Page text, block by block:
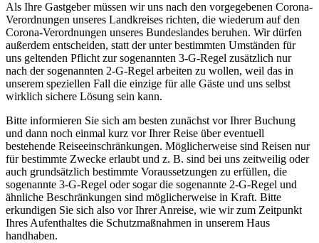
Als Ihre Gastgeber müssen wir uns nach den vorgegebenen Corona-
Verordnungen unseres Landkreises richten, die wiederum auf den
Corona-Verordnungen unseres Bundeslandes beruhen. Wir dürfen
außerdem entscheiden, statt der unter bestimmten Umständen für
uns geltenden Pflicht zur sogenannten 3-G-Regel zusätzlich nur
nach der sogenannten 2-G-Regel arbeiten zu wollen, weil das in
unserem speziellen Fall die einzige für alle Gäste und uns selbst
wirklich sichere Lösung sein kann.
Bitte informieren Sie sich am besten zunächst vor Ihrer Buchung
und dann noch einmal kurz vor Ihrer Reise über eventuell
bestehende Reiseeinschränkungen. Möglicherweise sind Reisen nur
für bestimmte Zwecke erlaubt und z. B. sind bei uns zeitweilig oder
auch grundsätzlich bestimmte Voraussetzungen zu erfüllen, die
sogenannte 3-G-Regel oder sogar die sogenannte 2-G-Regel und
ähnliche Beschränkungen sind möglicherweise in Kraft. Bitte
erkundigen Sie sich also vor Ihrer Anreise, wie wir zum Zeitpunkt
Ihres Aufenthaltes die Schutzmaßnahmen in unserem Haus
handhaben.